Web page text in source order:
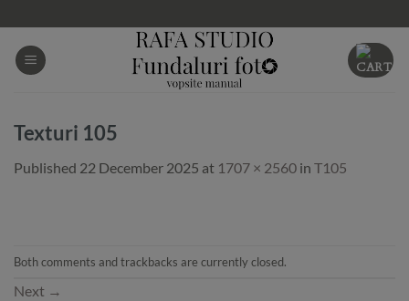
to
content
Texturi 105
Published 22 December 2025 at 1707 × 2560 in T105
Both comments and trackbacks are currently closed.
Next →